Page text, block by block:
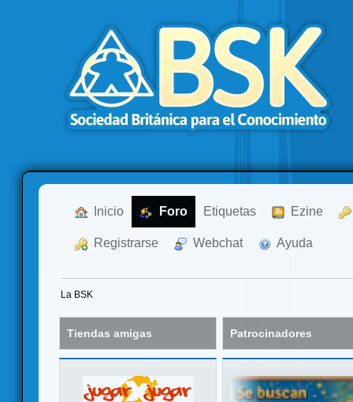
Inicio Foro Etiquetas Ezine
Registrarse Webchat Ayuda
La BSK
Tiendas amigas Patrocinadores